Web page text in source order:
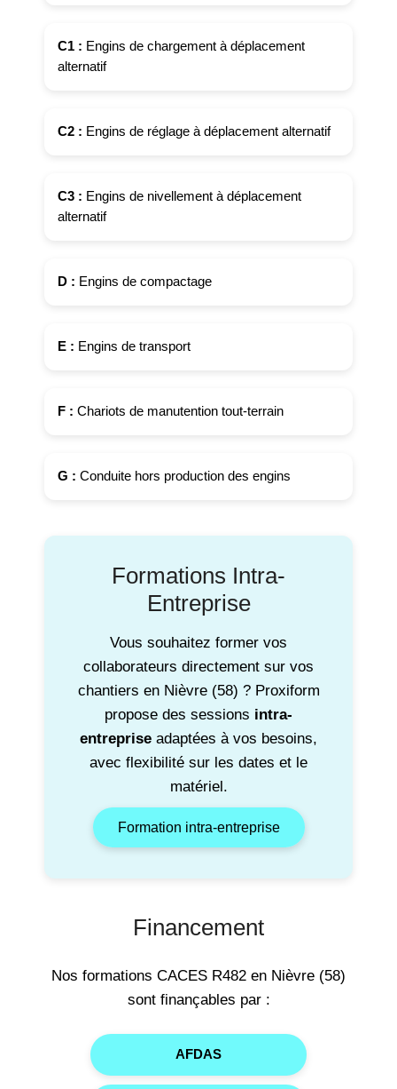
C1 : Engins de chargement à déplacement
alternatif
C2 : Engins de réglage à déplacement alternatif
C3 : Engins de nivellement à déplacement
alternatif
D : Engins de compactage
E : Engins de transport
F : Chariots de manutention tout-terrain
G : Conduite hors production des engins
Formations Intra-
Entreprise
Vous souhaitez former vos
collaborateurs directement sur vos
chantiers en Nièvre (58) ? Proxiform
propose des sessions intra-
entreprise adaptées à vos besoins,
avec flexibilité sur les dates et le
matériel.
Formation intra-entreprise
Financement
Nos formations CACES R482 en Nièvre (58)
sont finançables par :
AFDAS